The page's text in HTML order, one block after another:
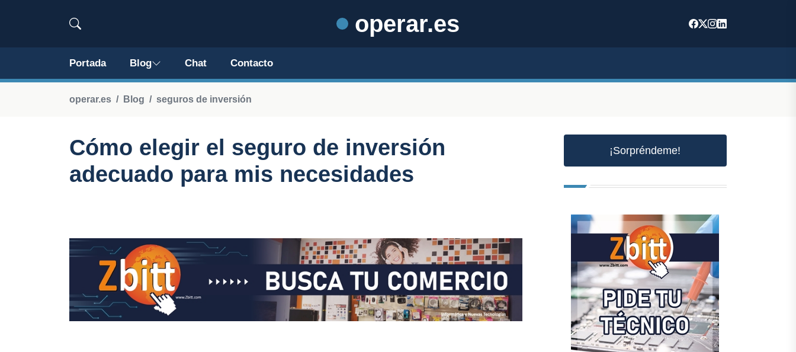
operar.es
Portada Blog Chat Contacto
operar.es Blog seguros de inversión
Cómo elegir el seguro de inversión
adecuado para mis necesidades
¡Sorpréndeme!